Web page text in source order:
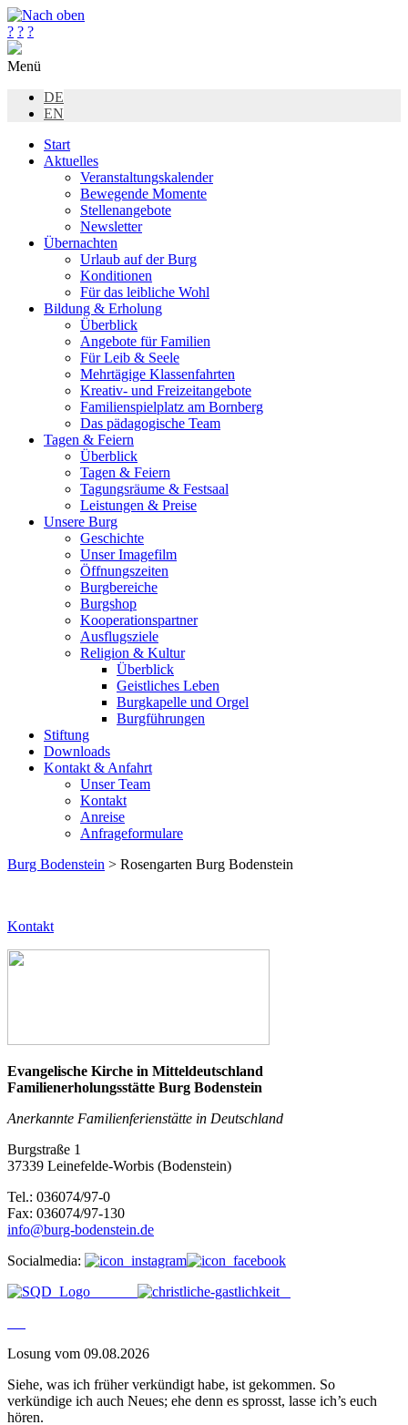
? ? ?
Menü
DE
EN
Start
Aktuelles
Veranstaltungskalender
Bewegende Momente
Stellenangebote
Newsletter
Übernachten
Urlaub auf der Burg
Konditionen
Für das leibliche Wohl
Bildung & Erholung
Überblick
Angebote für Familien
Für Leib & Seele
Mehrtägige Klassenfahrten
Kreativ- und Freizeitangebote
Familienspielplatz am Bornberg
Das pädagogische Team
Tagen & Feiern
Überblick
Tagen & Feiern
Tagungsräume & Festsaal
Leistungen & Preise
Unsere Burg
Geschichte
Unser Imagefilm
Öffnungszeiten
Burgbereiche
Burgshop
Kooperationspartner
Ausflugsziele
Religion & Kultur
Überblick
Geistliches Leben
Burgkapelle und Orgel
Burgführungen
Stiftung
Downloads
Kontakt & Anfahrt
Unser Team
Kontakt
Anreise
Anfrageformulare
Burg Bodenstein > Rosengarten Burg Bodenstein
Kontakt
Evangelische Kirche in Mitteldeutschland
Familienerholungsstätte Burg Bodenstein
Anerkannte Familienferienstätte in Deutschland
Burgstraße 1
37339 Leinefelde-Worbis (Bodenstein)
Tel.: 036074/97-0
Fax: 036074/97-130
info@burg-bodenstein.de
Socialmedia:
Losung vom 09.08.2026
Siehe, was ich früher verkündigt habe, ist gekommen. So
verkündige ich auch Neues; ehe denn es sprosst, lasse ich’s euch
hören.